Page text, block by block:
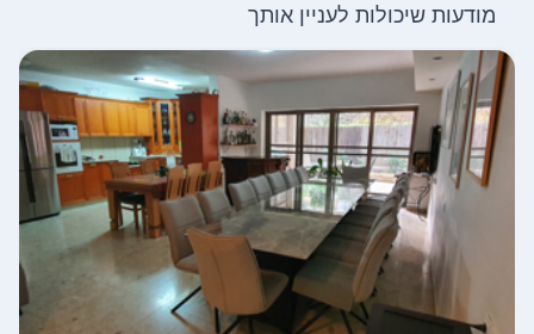
מודעות שיכולות לעניין אותך